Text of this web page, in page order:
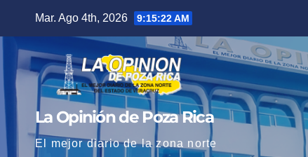
contenido
Mar. Ago 4th, 2026 9:15:23 AM
La Opinión de Poza Rica
El mejor diario de la zona norte